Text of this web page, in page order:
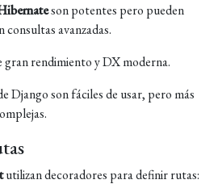
son potentes pero pueden
consultas avanzadas.
gran rendimiento y DX moderna.
Django son fáciles de usar, pero más
utilizan decoradores para definir rutas: